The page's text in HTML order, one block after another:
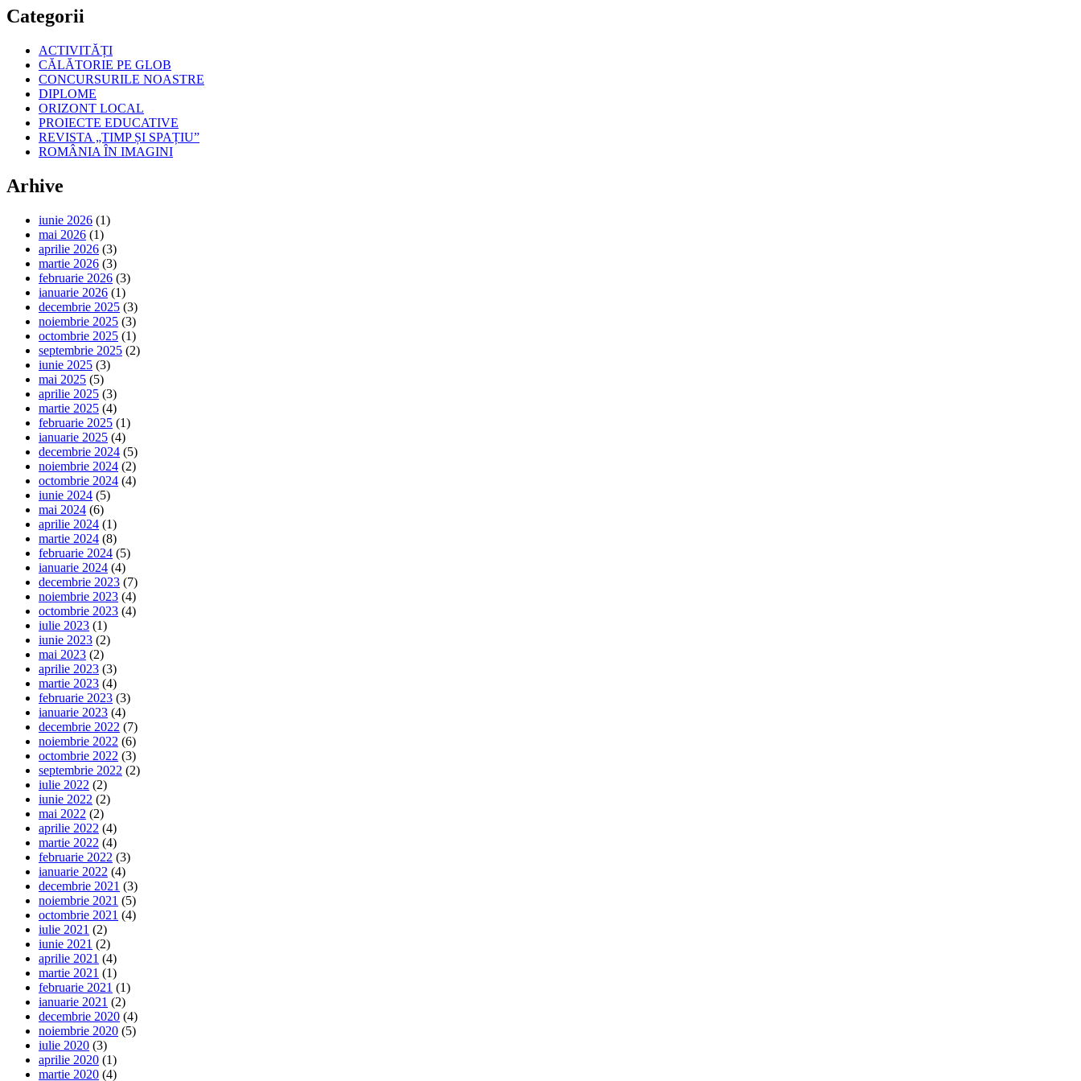
Categorii
ACTIVITĂȚI
CĂLĂTORIE PE GLOB
CONCURSURILE NOASTRE
DIPLOME
ORIZONT LOCAL
PROIECTE EDUCATIVE
REVISTA „TIMP ȘI SPAȚIU”
ROMÂNIA ÎN IMAGINI
Arhive
iunie 2026 (1)
mai 2026 (1)
aprilie 2026 (3)
martie 2026 (3)
februarie 2026 (3)
ianuarie 2026 (1)
decembrie 2025 (3)
noiembrie 2025 (3)
octombrie 2025 (1)
septembrie 2025 (2)
iunie 2025 (3)
mai 2025 (5)
aprilie 2025 (3)
martie 2025 (4)
februarie 2025 (1)
ianuarie 2025 (4)
decembrie 2024 (5)
noiembrie 2024 (2)
octombrie 2024 (4)
iunie 2024 (5)
mai 2024 (6)
aprilie 2024 (1)
martie 2024 (8)
februarie 2024 (5)
ianuarie 2024 (4)
decembrie 2023 (7)
noiembrie 2023 (4)
octombrie 2023 (4)
iulie 2023 (1)
iunie 2023 (2)
mai 2023 (2)
aprilie 2023 (3)
martie 2023 (4)
februarie 2023 (3)
ianuarie 2023 (4)
decembrie 2022 (7)
noiembrie 2022 (6)
octombrie 2022 (3)
septembrie 2022 (2)
iulie 2022 (2)
iunie 2022 (2)
mai 2022 (2)
aprilie 2022 (4)
martie 2022 (4)
februarie 2022 (3)
ianuarie 2022 (4)
decembrie 2021 (3)
noiembrie 2021 (5)
octombrie 2021 (4)
iulie 2021 (2)
iunie 2021 (2)
aprilie 2021 (4)
martie 2021 (1)
februarie 2021 (1)
ianuarie 2021 (2)
decembrie 2020 (4)
noiembrie 2020 (5)
iulie 2020 (3)
aprilie 2020 (1)
martie 2020 (4)